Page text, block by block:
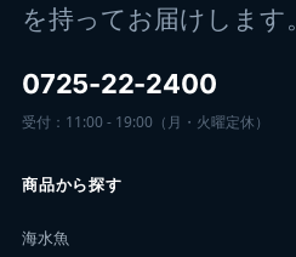
を持ってお届けします。
0725-22-2400
受付：11:00 - 19:00（月・火曜定休）
商品から探す
海水魚